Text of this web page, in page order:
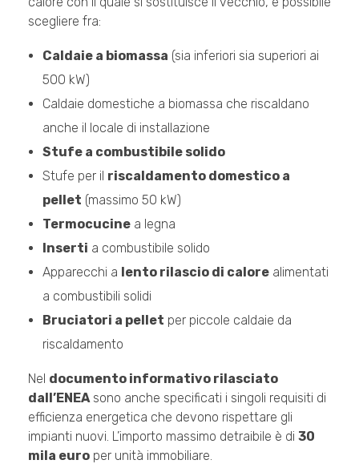
scegliere fra:
Caldaie a biomassa (sia inferiori sia superiori ai
500 kW)
Caldaie domestiche a biomassa che riscaldano
anche il locale di installazione
Stufe a combustibile solido
Stufe per il riscaldamento domestico a
pellet (massimo 50 kW)
Termocucinea legna
Inserti a combustibile solido
Apparecchi a lento rilascio di calorealimentati
a combustibili solidi
Bruciatori a pellet per piccole caldaie da
riscaldamento
Nel documento informativo rilasciato
dall’ENEAsono anche specificati i singoli requisiti di
efficienza energetica che devono rispettare gli
impianti nuovi. L’importo massimo detraibile è di 30
mila euro per unità immobiliare.